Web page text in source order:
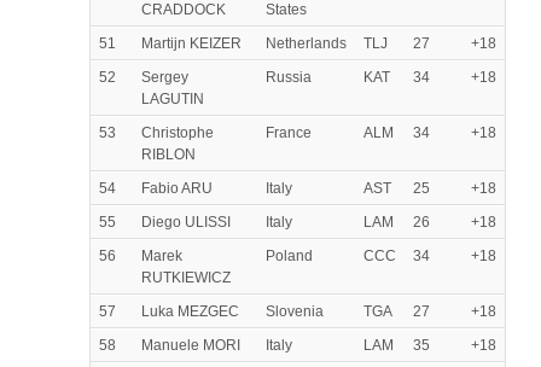
CRADDOCK
States
51 Martijn KEIZER Netherlands TLJ 27
+18
52
Sergey
LAGUTIN
Russia KAT 34 +18
53
Christophe
RIBLON
France ALM 34 +18
54 Fabio ARU Italy AST 25
+18
55
Diego ULISSI Italy LAM 26
+18
56
Marek
RUTKIEWICZ
Poland CCC 34 +18
57 Luka MEZGEC Slovenia TGA 27
+18
58
Manuele MORI Italy LAM 35
+18